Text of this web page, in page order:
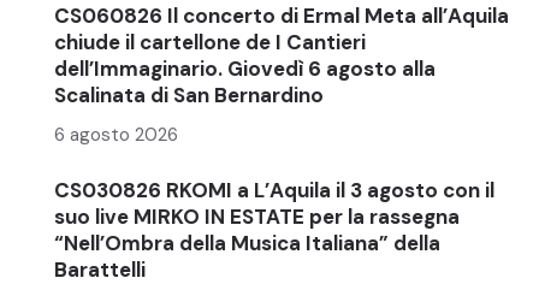
CS060826 Il concerto di Ermal Meta all’Aquila
chiude il cartellone de I Cantieri
dell’Immaginario. Giovedì 6 agosto alla
Scalinata di San Bernardino
6 agosto 2026
CS030826 RKOMI a L’Aquila il 3 agosto con il
suo live MIRKO IN ESTATE per la rassegna
“Nell’Ombra della Musica Italiana” della
Barattelli